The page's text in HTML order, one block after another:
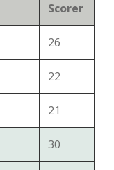
Scorer
26
22
21
30